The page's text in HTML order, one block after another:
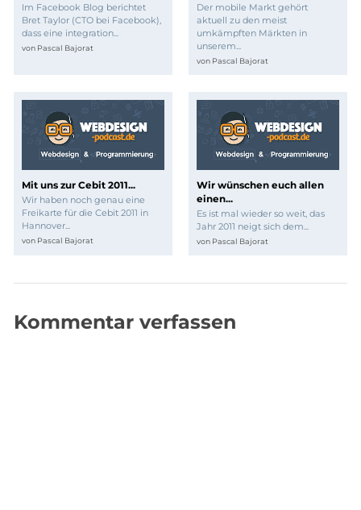
Im Facebook Blog berichtet
Bret Taylor (CTO bei Facebook),
dass eine integration...
von Pascal Bajorat
Der mobile Markt gehört
aktuell zu den meist
umkämpften Märkten in
unserem...
von Pascal Bajorat
Mit uns zur Cebit 2011...
Wir haben noch genau eine
Freikarte für die Cebit 2011 in
Hannover...
von Pascal Bajorat
Wir wünschen euch allen
einen...
Es ist mal wieder so weit, das
Jahr 2011 neigt sich dem...
von Pascal Bajorat
Kommentar verfassen